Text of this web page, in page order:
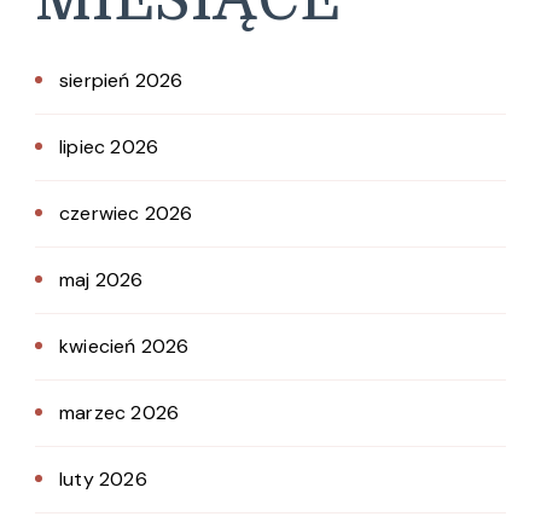
sierpień 2026
lipiec 2026
czerwiec 2026
maj 2026
kwiecień 2026
marzec 2026
luty 2026